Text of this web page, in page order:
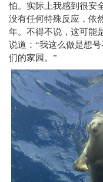
怕。实际上我感到很安
没有任何特殊反应，依
年。不得不说，这可能
说道：“我这么做是想
们的家园。”